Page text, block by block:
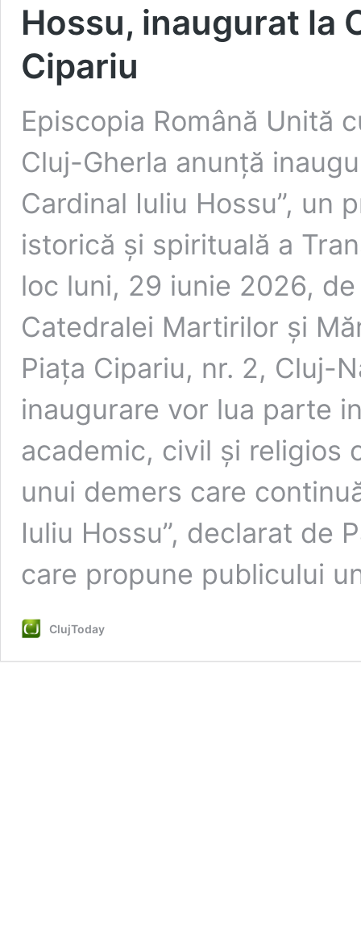
Hossu, inaugurat la
Cipariu
Episcopia Română Unită
Cluj-Gherla anunță
Cardinal Iuliu Hossu”, un
istorică și spirituală a
loc luni, 29 iunie 2026,
Catedralei Martirilor și
Piața Cipariu, nr. 2, Cluj-
inaugurare vor lua parte
academic, civil și religios
unui demers care
Iuliu Hossu”, declarat de
care propune publicului
ClujToday